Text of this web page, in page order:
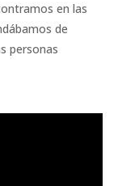
en las
de
personas